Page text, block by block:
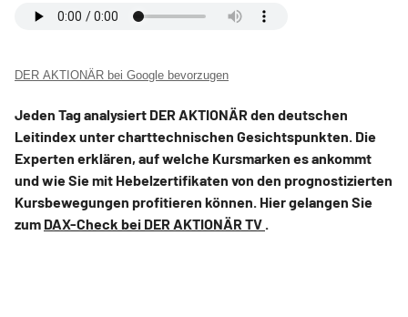
DER AKTIONÄR bei Google bevorzugen
Jeden Tag analysiert DER AKTIONÄR den deutschen
Leitindex unter charttechnischen Gesichtspunkten. Die
Experten erklären, auf welche Kursmarken es ankommt
und wie Sie mit Hebelzertifikaten von den prognostizierten
Kursbewegungen profitieren können. Hier gelangen Sie
zum DAX-Check bei DER AKTIONÄR TV .